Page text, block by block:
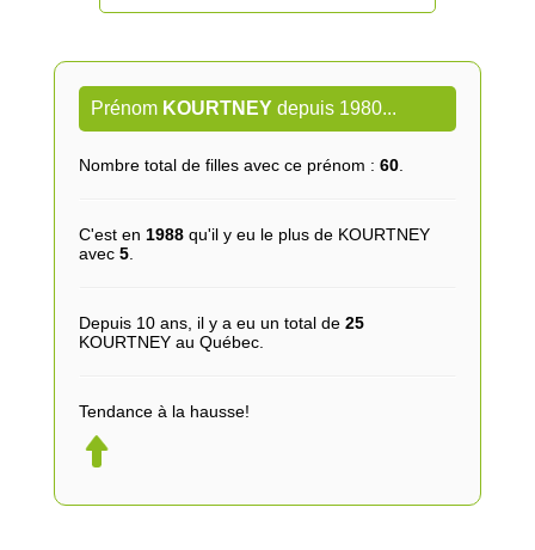
Prénom KOURTNEYdepuis 1980...
Nombre total de filles avec ce prénom : 60.
C'est en 1988qu'il y eu le plus de KOURTNEY
avec 5.
Depuis 10 ans, il y a eu un total de 25
KOURTNEY au Québec.
Tendance à la hausse!